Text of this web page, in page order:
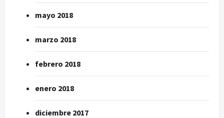
mayo 2018
marzo 2018
febrero 2018
enero 2018
diciembre 2017